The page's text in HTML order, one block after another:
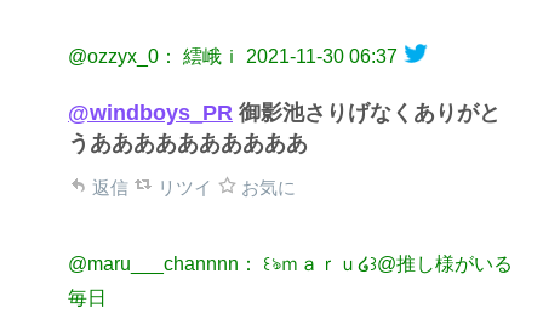
@ozzyx_0： 繧峨ｉ 2021-11-30 06:37
@windboys_PR 御影池さりげなくありがと
うああああああああああ
返信 リツイ お気に
@maru___channnn： ꒰ঌｍａｒｕ໒꒱@推し様がいる
毎日